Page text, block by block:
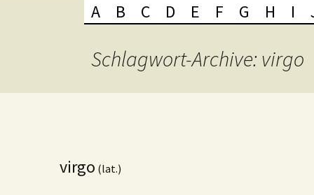
A B C D E F G H I
Schlagwort-Archive: virgo
virgo (lat.)